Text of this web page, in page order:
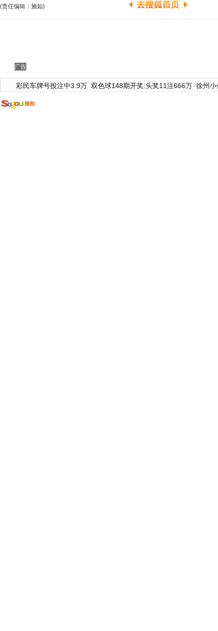
(责任编辑：施如)
广告
彩民车牌号投注中3.9万 双色球148期开奖:头奖11注666万 徐州